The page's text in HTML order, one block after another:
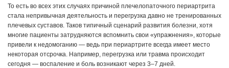
То есть во всех этих случаях причиной плечелопаточного периартрита
стала непривычная деятельность и перегрузка давно не тренированных
плечевых суставов. Таков типичный сценарий развития болезни, хотя
многие пациенты затрудняются вспомнить свои «упражнения», которые
привели к недомоганию — ведь при периартрите всегда имеет место
некоторая отсрочка. Например, перегрузка или травма происходит
сегодня — воспаление и боль возникают через 3–7 дней.